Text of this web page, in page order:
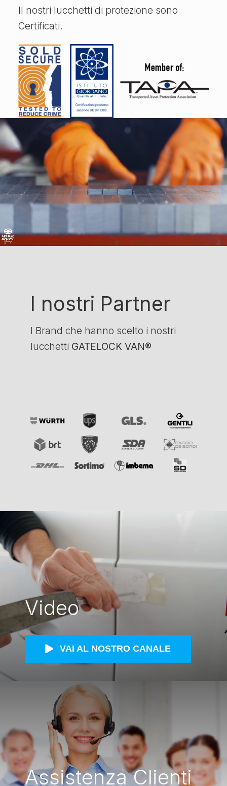
Il nostri lucchetti di protezione sono
Certificati.
I nostri Partner
I Brand che hanno scelto i nostri
lucchetti GATELOCK VAN®
Video
VAI AL NOSTRO CANALE
Assistenza Clienti